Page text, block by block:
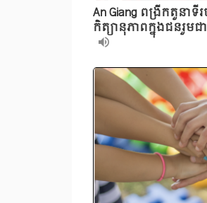
An Giang ពង្រីកតួនាទី
កិត្យានុភាពក្នុងជនរួម